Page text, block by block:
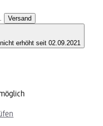
Versand
nicht erhöht seit 02.09.2021